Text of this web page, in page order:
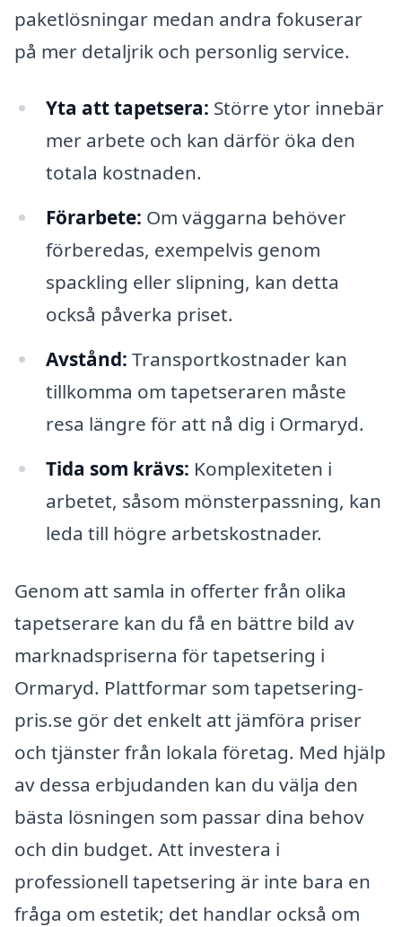
paketlösningar medan andra fokuserar
på mer detaljrik och personlig service.
Yta att tapetsera: Större ytor innebär
mer arbete och kan därför öka den
totala kostnaden.
Förarbete: Om väggarna behöver
förberedas, exempelvis genom
spackling eller slipning, kan detta
också påverka priset.
Avstånd: Transportkostnader kan
tillkomma om tapetseraren måste
resa längre för att nå dig i Ormaryd.
Tida som krävs: Komplexiteten i
arbetet, såsom mönsterpassning, kan
leda till högre arbetskostnader.
Genom att samla in offerter från olika
tapetserare kan du få en bättre bild av
marknadspriserna för tapetsering i
Ormaryd. Plattformar som tapetsering-
pris.se gör det enkelt att jämföra priser
och tjänster från lokala företag. Med hjälp
av dessa erbjudanden kan du välja den
bästa lösningen som passar dina behov
och din budget. Att investera i
professionell tapetsering är inte bara en
fråga om estetik; det handlar också om